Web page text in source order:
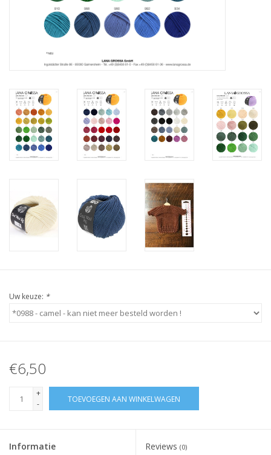
Uw keuze: *
€6,50
+
-
TOEVOEGEN AAN WINKELWAGEN
Informatie Reviews (0)